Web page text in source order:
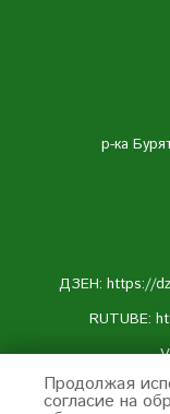
Продолжая
согласие на
р-ка
ДЗЕН: https://
RUTUBE: